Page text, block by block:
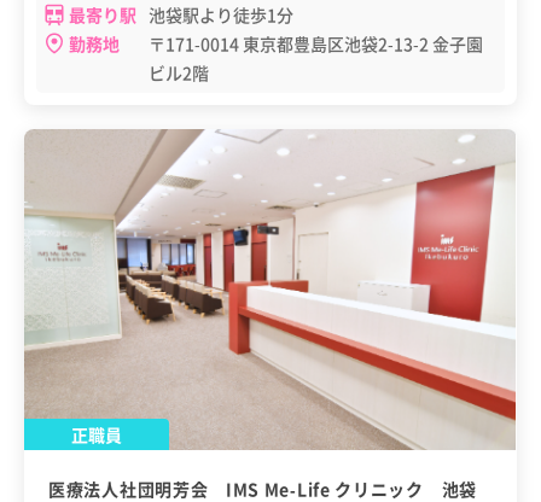
最寄り駅 池袋駅より徒歩1分
勤務地
〒171-0014 東京都豊島区池袋2-13-2 金子園
ビル2階
正職員
医療法人社団明芳会 IMS Me-Life クリニック 池袋